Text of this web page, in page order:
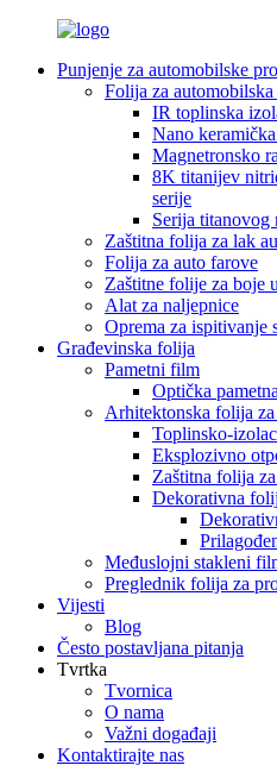
Punjenje za automobilske
Folija za automobilska
IR toplinska
Nano
Magnetronsko
8K titanijev
serije
Serija titanovog
Zaštitna folija za lak
Folija za auto farove
Zaštitne folije za boje
Alat za naljepnice
Oprema za ispitivanje
Građevinska folija
Pametni film
Optička
Arhitektonska folija
Toplinsko-
Eksplozivno
Zaštitna folija
Dekorativna
Međuslojni stakleni
Preglednik folija za
Vijesti
Blog
Često postavljana pitanja
Tvrtka
Tvornica
O nama
Važni događaji
Kontaktirajte nas